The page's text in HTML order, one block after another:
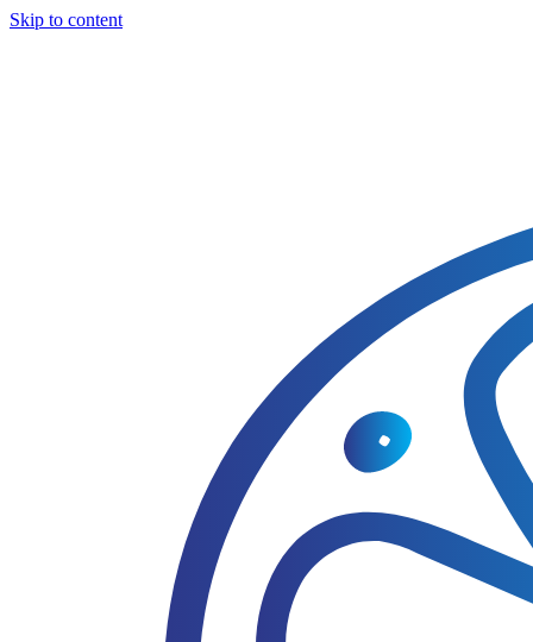
Skip to content